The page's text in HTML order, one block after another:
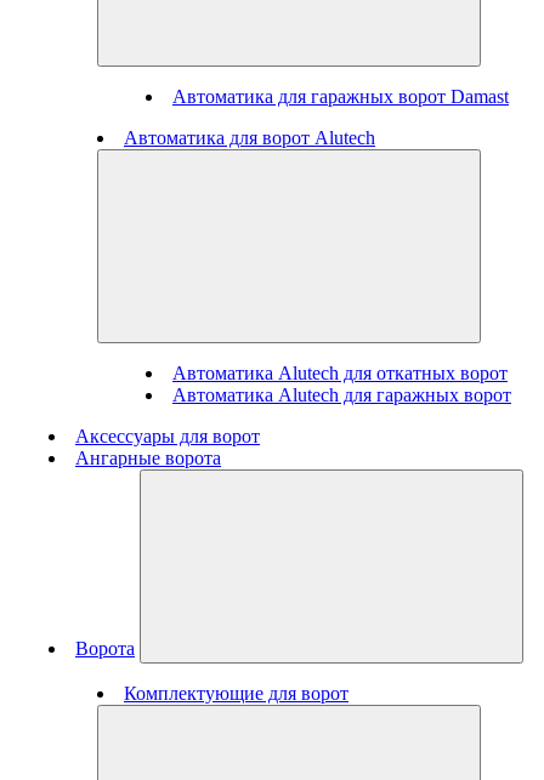
Автоматика для гаражных ворот Damast
Автоматика для ворот Alutech
Автоматика Alutech для откатных ворот
Автоматика Alutech для гаражных ворот
Аксессуары для ворот
Ангарные ворота
Ворота
Комплектующие для ворот